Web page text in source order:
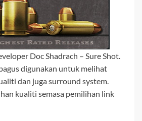
Doc Shadrach – Sure Shot.
digunakan untuk melihat
dan juga surround system.
kualiti semasa pemilihan link